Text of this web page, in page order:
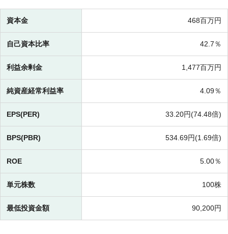
資本金 468百万円
自己資本比率 42.7％
利益余剰金 1,477百万円
純資産経常利益率 4.09％
EPS(PER) 33.20円(74.48倍)
BPS(PBR) 534.69円(1.69倍)
ROE 5.00％
単元株数 100株
最低投資金額 90,200円